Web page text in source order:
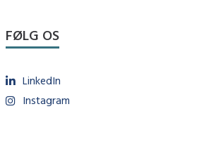
FØLG OS
LinkedIn
Instagram